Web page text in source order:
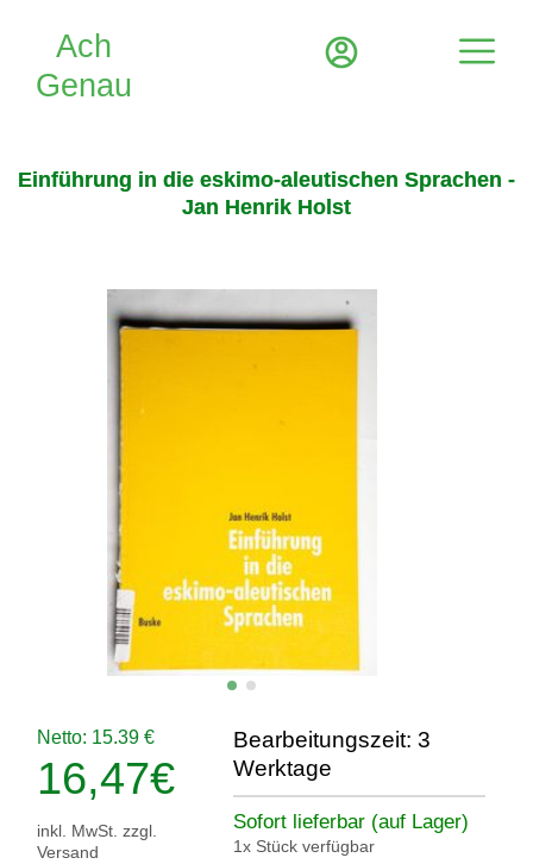
Einführung in die eskimo-aleutischen Sprachen -
Jan Henrik Holst
Netto: 15.39 €
16,47€
inkl. MwSt. zzgl.
Versand
Bearbeitungszeit: 3
Werktage
Sofort lieferbar (auf Lager)
1x Stück verfügbar